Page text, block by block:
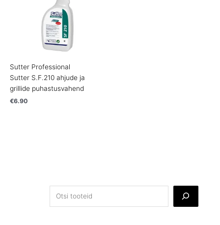
Sutter Professional
Sutter S.F.210 ahjude ja
grillide puhastusvahend
€6.90